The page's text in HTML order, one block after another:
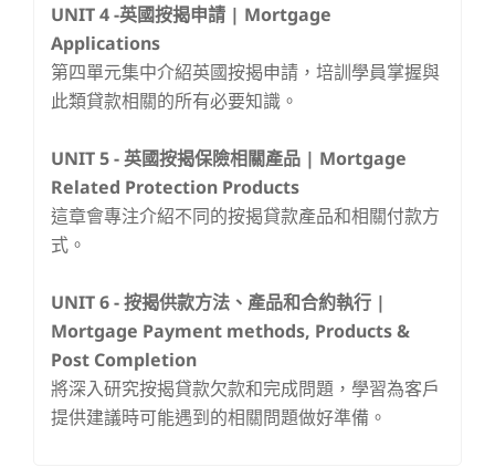
UNIT 4 -英國按揭申請 | Mortgage
Applications
第四單元集中介紹英國按揭申請，培訓學員掌握與
此類貸款相關的所有必要知識。
UNIT 5 -英國按揭保險相關產品 | Mortgage
Related Protection Products
這章會專注介紹不同的按揭貸款產品和相關付款方
式。
UNIT 6 -按揭供款方法、產品和合約執行 |
Mortgage Payment methods, Products &
Post Completion
將深入研究按揭貸款欠款和完成問題，學習為客戶
提供建議時可能遇到的相關問題做好準備。